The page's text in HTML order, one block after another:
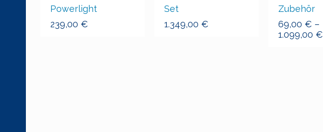
Powerlight
239,00 €
Set
1.349,00 €
Zubehör
69,00 € –
1.099,00 €